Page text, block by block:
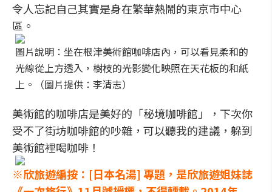
令人忘記自己其實是身在繁華熱鬧的東京市中心
區。
圖片說明：坐在根津美術館咖啡店內，可以看見柔和的
光線從上方透入，樹枝的光影變化映照在天花板的和紙
上。（圖片提供：李清志）
美術館的咖啡店是美好的「秘境咖啡館」，下次你
受不了街坊咖啡館的吵雜，可以聽我的建議，躲到
美術館裡喝咖啡！
※欣旅遊編按：[日本名湯] 專題，是欣旅遊姐妹誌